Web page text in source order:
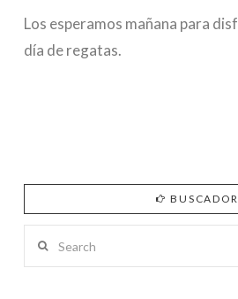
Los esperamos mañana para
día de regatas.
BUSCADOR